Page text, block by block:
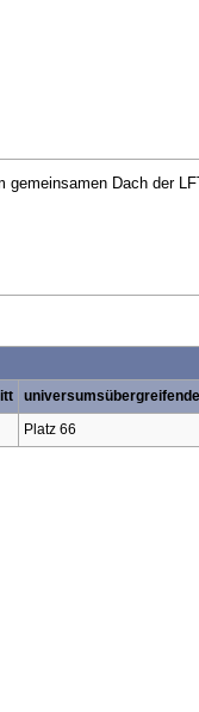
Dach der
Platz 66